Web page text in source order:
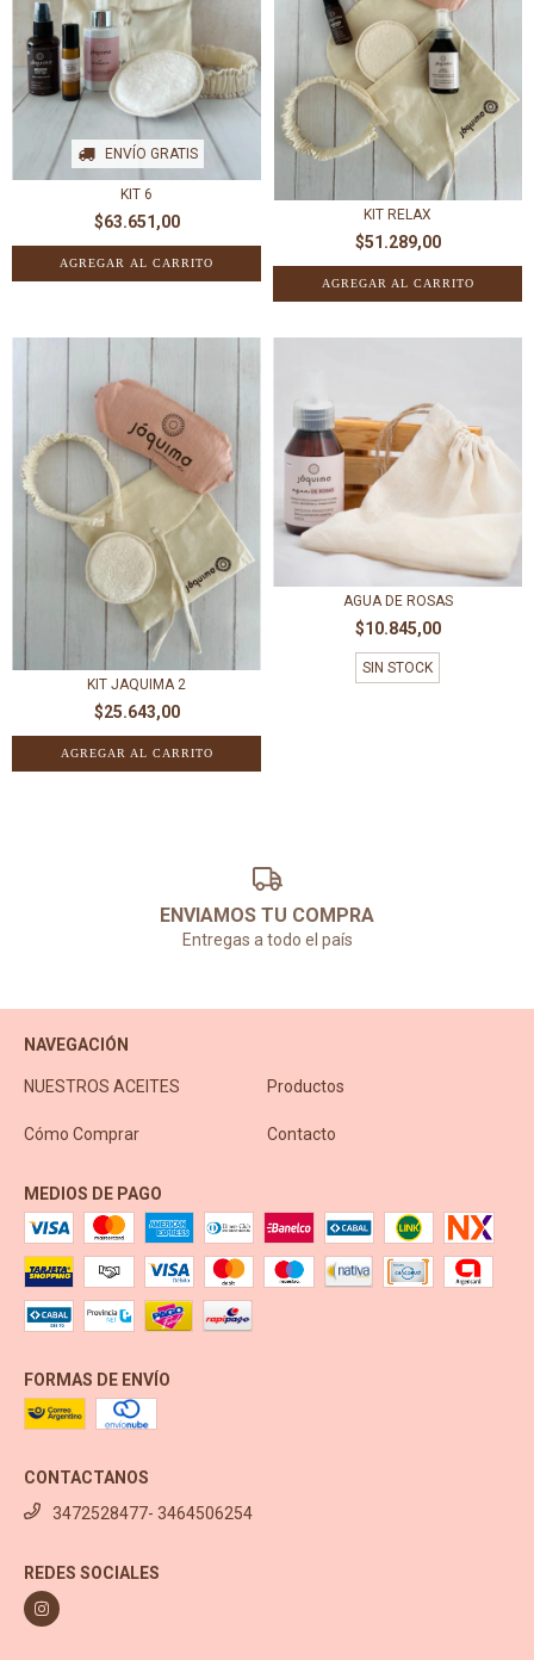
ENVÍO GRATIS
KIT 6
$63.651,00 KIT RELAX
$51.289,00
AGREGAR AL CARRITO
KIT JAQUIMA 2
$25.643,00
AGREGAR AL CARRITO
AGUA DE ROSAS
$10.845,00
SIN STOCK
ENVIAMOS TU COMPRA
Entregas a todo el país
NAVEGACIÓN
NUESTROS ACEITES Productos
Cómo Comprar Contacto
MEDIOS DE PAGO
FORMAS DE ENVÍO
CONTACTANOS
3472528477- 3464506254
REDES SOCIALES